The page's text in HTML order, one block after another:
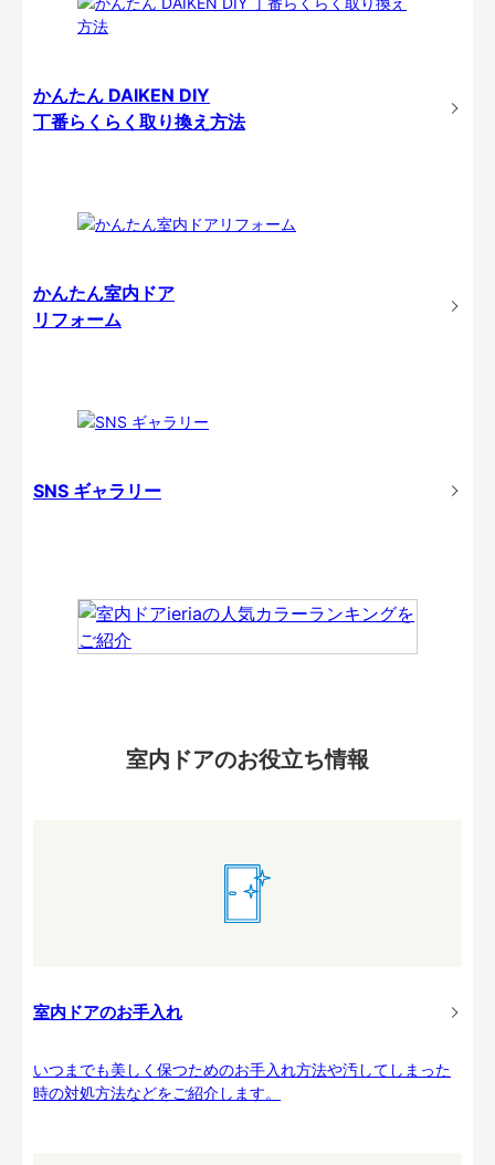
かんたん DAIKEN DIY
丁番らくらく取り換え方法
かんたん室内ドア
リフォーム
SNS ギャラリー
室内ドアのお役立ち情報
室内ドアのお手入れ
いつまでも美しく保つためのお手入れ方法や汚してしまった
時の対処方法などをご紹介します。